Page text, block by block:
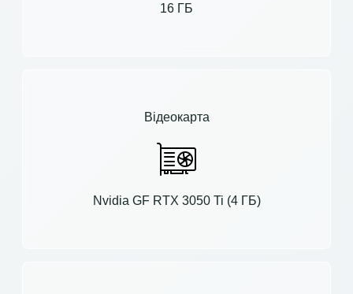
16 ГБ
Відеокарта
Nvidia GF RTX 3050 Ti (4 ГБ)